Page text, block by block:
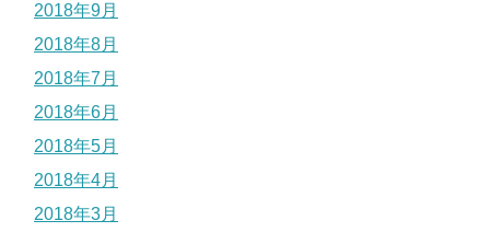
2018年9月
2018年8月
2018年7月
2018年6月
2018年5月
2018年4月
2018年3月